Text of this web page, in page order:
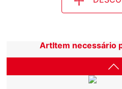
ArtItem necessário